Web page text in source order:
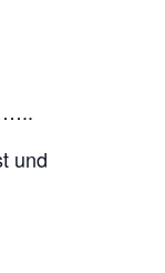
und